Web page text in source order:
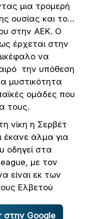
μια τρομερή
ουσίας και το…
στην ΑΕΚ. Ο
έρχεται στην
να
την υπόθεση
μυστικότητα
ομάδες που
τους.
νίκη η Σερβέτ
έκανε άλμα για
οδηγεί στα
με τον
είναι εκ των
Ελβετού
στην Google